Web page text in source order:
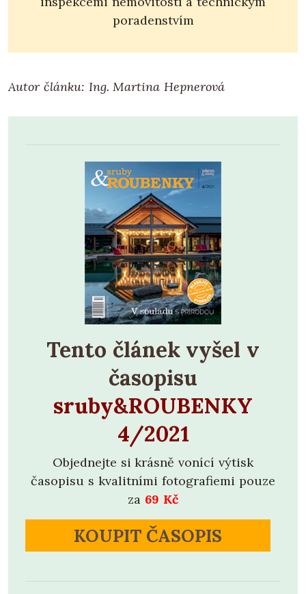
poradenstvím
Autor článku: Ing. Martina Hepnerová
Tento článek vyšel v
časopisu
sruby&ROUBENKY
4/2021
Objednejte si krásně vonící výtisk
časopisu s kvalitními fotografiemi pouze
za 69 Kč
KOUPIT ČASOPIS